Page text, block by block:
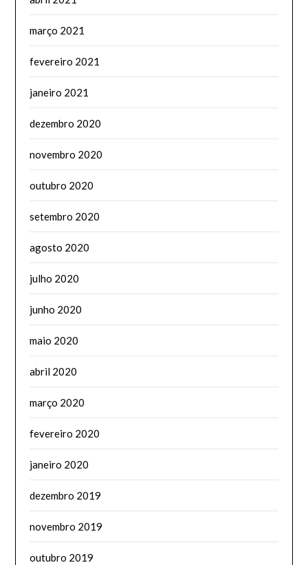
março 2021
fevereiro 2021
janeiro 2021
dezembro 2020
novembro 2020
outubro 2020
setembro 2020
agosto 2020
julho 2020
junho 2020
maio 2020
abril 2020
março 2020
fevereiro 2020
janeiro 2020
dezembro 2019
novembro 2019
outubro 2019